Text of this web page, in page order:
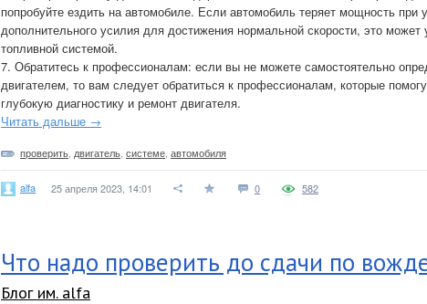
попробуйте ездить на автомобиле. Если автомобиль теряет мощность при
дополнительного усилия для достижения нормальной скорости, это может
топливной системой.
7. Обратитесь к профессионалам: если вы не можете самостоятельно
двигателем, то вам следует обратиться к профессионалам, которые
глубокую диагностику и ремонт двигателя.
Читать дальше →
проверить двигатель системе автомобиля
alfa 25 апреля 2023, 14:01 0 582
Что надо проверить до сдачи по
Блог им. alfa